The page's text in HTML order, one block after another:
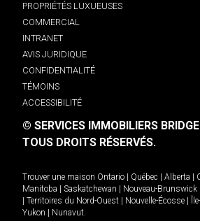
PROPRIÉTÉS LUXUEUSES
COMMERCIAL
INTRANET
AVIS JURIDIQUE
CONFIDENTIALITÉ
TÉMOINS
ACCESSIBILITÉ
© SERVICES IMMOBILIERS
TOUS DROITS RÉSERVÉS.
Trouver une maison Ontario Québec Alberta
Manitoba
Saskatchewan Nouveau-Brunswick
Territoires du Nord-Ouest Nouvelle-Écosse
Yukon
Nunavut.